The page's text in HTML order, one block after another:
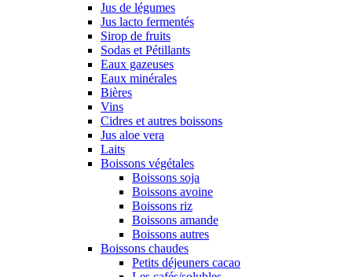
Jus de légumes
Jus lacto fermentés
Sirop de fruits
Sodas et Pétillants
Eaux gazeuses
Eaux minérales
Bières
Vins
Cidres et autres boissons
Jus aloe vera
Laits
Boissons végétales
Boissons soja
Boissons avoine
Boissons riz
Boissons amande
Boissons autres
Boissons chaudes
Petits déjeuners cacao